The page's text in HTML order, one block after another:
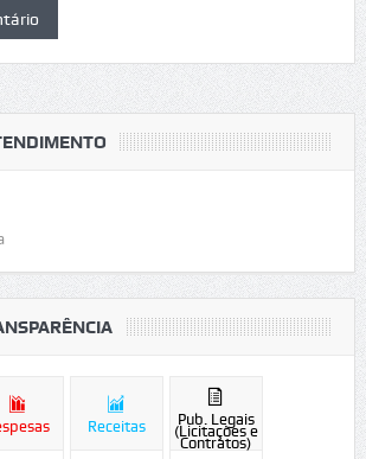
Receitas Pub. Legais
(Licitações e
Contratos)